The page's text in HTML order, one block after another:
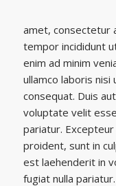
amet, consectetur
tempor incididunt
enim ad minim
ullamco laboris nisi
consequat. Duis
voluptate velit
pariatur.
proident, sunt in
est laehenderit in
fugiat nulla